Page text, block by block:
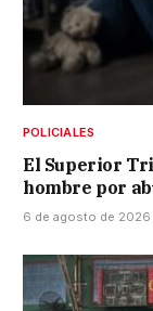
POLICIALES
El Superior
hombre por
6 de agosto de 2026